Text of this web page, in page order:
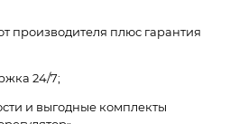
производителя плюс гарантия
24/7;
и выгодные комплекты